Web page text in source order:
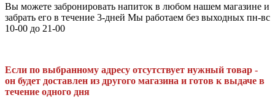
Вы можете забронировать напиток в любом нашем магазине и
забрать его в течение 3-дней Мы работаем без выходных пн-вс
10-00 до 21-00
Если по выбранному адресу отсутствует нужный товар -
он будет доставлен из другого магазина и готов к выдаче в
течение одного дня